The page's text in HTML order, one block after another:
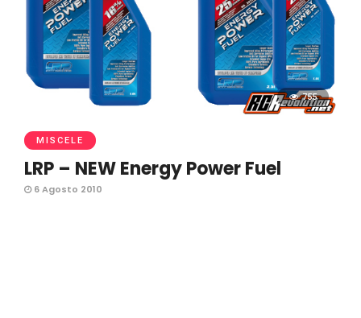
755
MISCELE
LRP – NEW Energy Power Fuel
6 Agosto 2010